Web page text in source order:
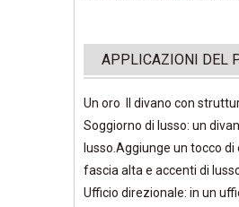
APPLICAZIONI DEL
Un oro Il divano con
Soggiorno di lusso: un
lusso.Aggiunge un tocco
fascia alta e accenti di
Ufficio direzionale: in un